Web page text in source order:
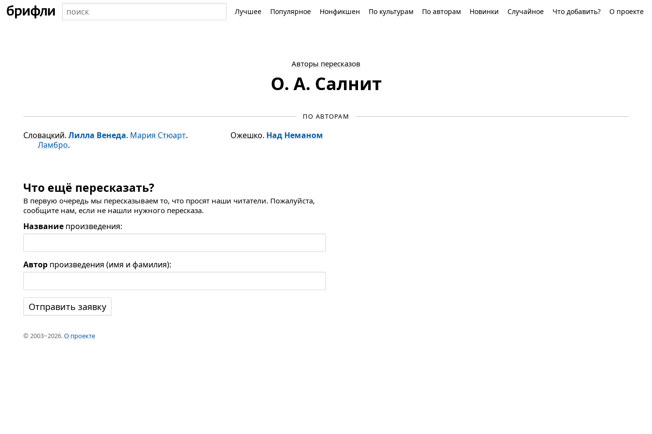
Лучшее Популярное Нонфикшен По культурам По авторам Новинки Случайное Что добавить? О проекте
Авторы пересказов
О. А. Салнит
ПО АВТОРАМ
Словацкий. Лилла Венеда. Мария Стюарт.
Ламбро.
Ожешко. Над Неманом
Что ещё пересказать?
В первую очередь мы пересказываем то, что просят наши читатели. Пожалуйста,
сообщите нам, если не нашли нужного пересказа.
Название произведения:
Автор произведения (имя и фамилия):
© 2003−2026.О проекте